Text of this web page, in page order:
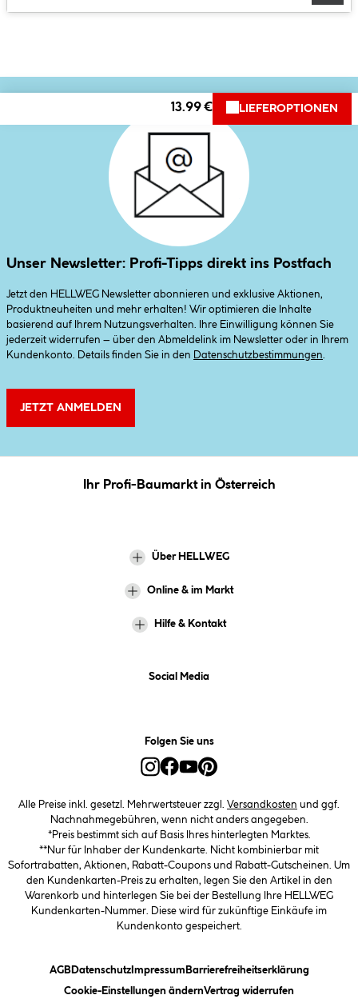
13.99 € LIEFEROPTIONEN
Unser Newsletter: Profi-Tipps direkt ins Postfach
Jetzt den HELLWEG Newsletter abonnieren und exklusive Aktionen,
Produktneuheiten und mehr erhalten! Wir optimieren die Inhalte
basierend auf Ihrem Nutzungsverhalten. Ihre Einwilligung können Sie
jederzeit widerrufen – über den Abmeldelink im Newsletter oder in Ihrem
Kundenkonto. Details finden Sie in den
Datenschutzbestimmungen
JETZT ANMELDEN
Ihr Profi-Baumarkt in Österreich
Über HELLWEG
Online & im Markt
Hilfe & Kontakt
Social Media
Folgen Sie uns
Alle Preise inkl. gesetzl. Mehrwertsteuer zzgl. Versandkosten und ggf.
Nachnahmegebühren, wenn nicht anders angegeben.
*Preis bestimmt sich auf Basis Ihres hinterlegten Marktes.
**Nur für Inhaber der Kundenkarte. Nicht kombinierbar mit
Sofortrabatten, Aktionen, Rabatt-Coupons und Rabatt-Gutscheinen. Um
den Kundenkarten-Preis zu erhalten, legen Sie den Artikel in den
Warenkorb und hinterlegen Sie bei der Bestellung Ihre HELLWEG
Kundenkarten-Nummer. Diese wird für zukünftige Einkäufe im
Kundenkonto gespeichert.
AGB(öffnet ein Dialogfeld)
Datenschutz(öffnet ein Dialogfeld)
Impressum(öffnet ein Dialogfeld)
Barrierefreiheitserklärung(öffnet
Cookie-Einstellungen ändern(öffnet ein Dialogfeld)
Vertrag widerrufen